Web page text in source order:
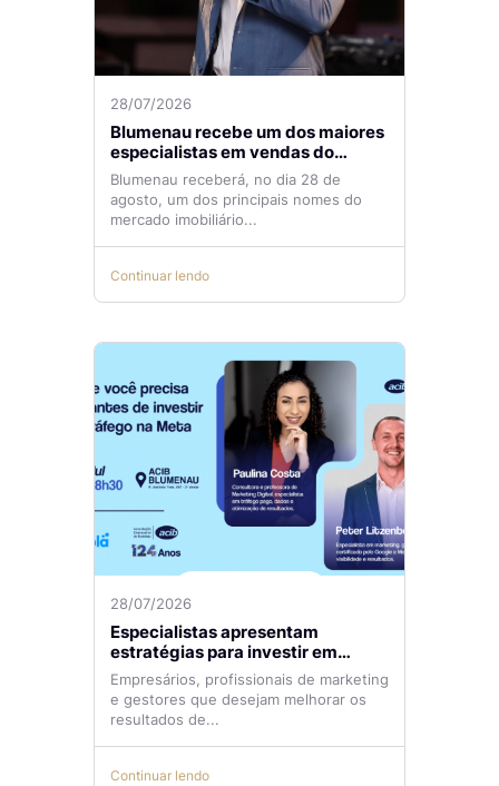
28/07/2026
Blumenau recebe um dos maiores
especialistas em vendas do
mercado imobiliário
Blumenau receberá, no dia 28 de
agosto, um dos principais nomes do
mercado imobiliário...
Continuar lendo
28/07/2026
Especialistas apresentam
estratégias para investir em
tráfego pago com mais eficiência
Empresários, profissionais de marketing
e gestores que desejam melhorar os
resultados de...
Continuar lendo